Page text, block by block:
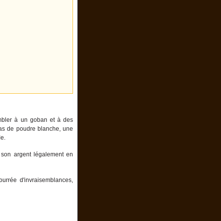
à un goban et à des
de poudre blanche, une
argent légalement en
d'invraisemblances,